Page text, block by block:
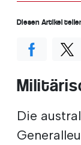
Die
Diesen Artikel